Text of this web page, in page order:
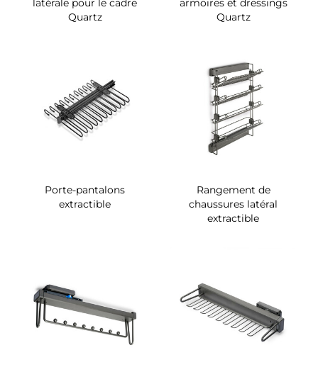
latérale pour le cadre
Quartz
armoires et dressings
Quartz
Porte-pantalons
extractible
Rangement de
chaussures latéral
extractible